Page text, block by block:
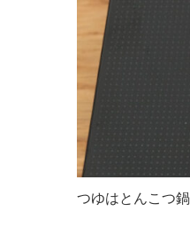
つゆはとんこつ